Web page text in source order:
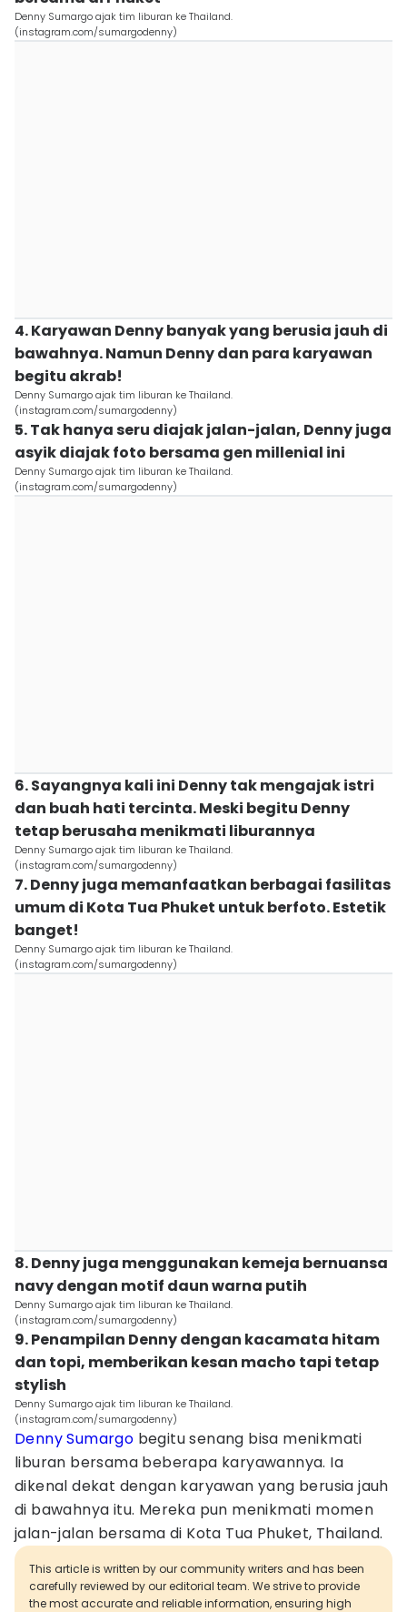
Denny Sumargo ajak tim liburan ke Thailand.
(instagram.com/sumargodenny)
4. Karyawan Denny banyak yang berusia jauh di
bawahnya. Namun Denny dan para karyawan
begitu akrab!
Denny Sumargo ajak tim liburan ke Thailand.
(instagram.com/sumargodenny)
5. Tak hanya seru diajak jalan-jalan, Denny juga
asyik diajak foto bersama gen millenial ini
Denny Sumargo ajak tim liburan ke Thailand.
(instagram.com/sumargodenny)
6. Sayangnya kali ini Denny tak mengajak istri
dan buah hati tercinta. Meski begitu Denny
tetap berusaha menikmati liburannya
Denny Sumargo ajak tim liburan ke Thailand.
(instagram.com/sumargodenny)
7. Denny juga memanfaatkan berbagai fasilitas
umum di Kota Tua Phuket untuk berfoto. Estetik
banget!
Denny Sumargo ajak tim liburan ke Thailand.
(instagram.com/sumargodenny)
8. Denny juga menggunakan kemeja bernuansa
navy dengan motif daun warna putih
Denny Sumargo ajak tim liburan ke Thailand.
(instagram.com/sumargodenny)
9. Penampilan Denny dengan kacamata hitam
dan topi, memberikan kesan macho tapi tetap
stylish
Denny Sumargo ajak tim liburan ke Thailand.
(instagram.com/sumargodenny)
Denny Sumargo begitu senang bisa menikmati
liburan bersama beberapa karyawannya. Ia
dikenal dekat dengan karyawan yang berusia jauh
di bawahnya itu. Mereka pun menikmati momen
jalan-jalan bersama di Kota Tua Phuket, Thailand.
This article is written by our community writers and has been
carefully reviewed by our editorial team. We strive to provide
the most accurate and reliable information, ensuring high